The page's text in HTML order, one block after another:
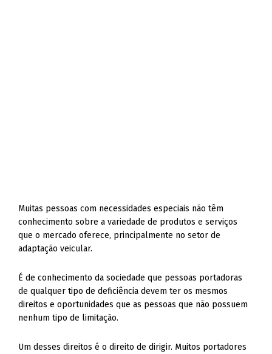
Muitas pessoas com necessidades especiais não têm
conhecimento sobre a variedade de produtos e serviços
que o mercado oferece, principalmente no setor de
adaptação veicular.
É de conhecimento da sociedade que pessoas portadoras
de qualquer tipo de deficiência devem ter os mesmos
direitos e oportunidades que as pessoas que não possuem
nenhum tipo de limitação.
Um desses direitos é o direito de dirigir. Muitos portadores